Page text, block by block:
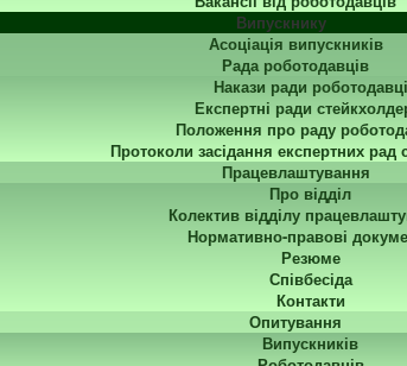
Випускнику
Асоціація випускників
Рада роботодавців
Накази ради роботодавці
Експертні ради
Положення про раду
Протоколи засідання експертних рад
Працевлаштування
Про відділ
Колектив відділу
Нормативно-правові
Резюме
Співбесіда
Контакти
Опитування
Випускників